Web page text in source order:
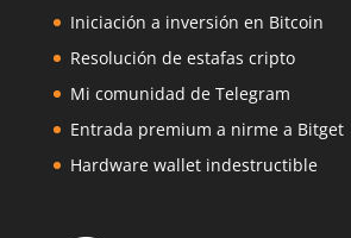
Iniciación a inversión en Bitcoin
Resolución de estafas cripto
Mi comunidad de Telegram
Entrada premium a nirme a Bitget
Hardware wallet indestructible